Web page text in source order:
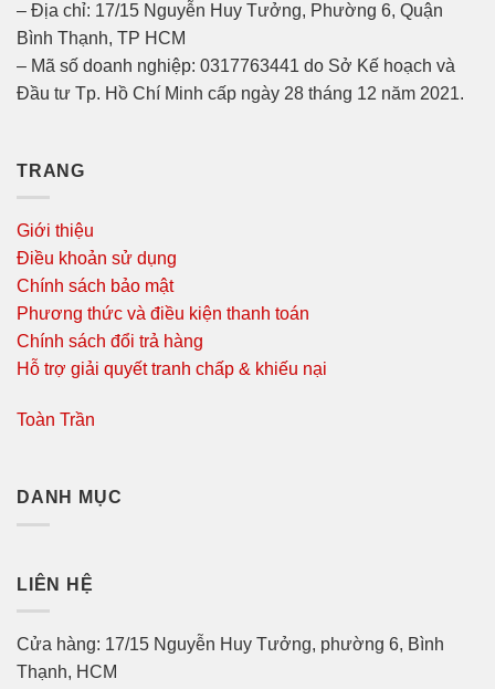
– Địa chỉ: 17/15 Nguyễn Huy Tưởng, Phường 6, Quận
Bình Thạnh, TP HCM
– Mã số doanh nghiệp: 0317763441 do Sở Kế hoạch và
Đầu tư Tp. Hồ Chí Minh cấp ngày 28 tháng 12 năm 2021.
TRANG
Giới thiệu
Điều khoản sử dụng
Chính sách bảo mật
Phương thức và điều kiện thanh toán
Chính sách đổi trả hàng
Hỗ trợ giải quyết tranh chấp & khiếu nại
Toàn Trần
DANH MỤC
LIÊN HỆ
Cửa hàng: 17/15 Nguyễn Huy Tưởng, phường 6, Bình
Thạnh, HCM